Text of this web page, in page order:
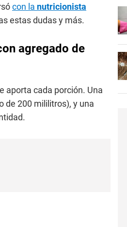
con la nutricionista
estas dudas y más.
agregado de
aporta cada porción. Una
de 200 mililitros), y una